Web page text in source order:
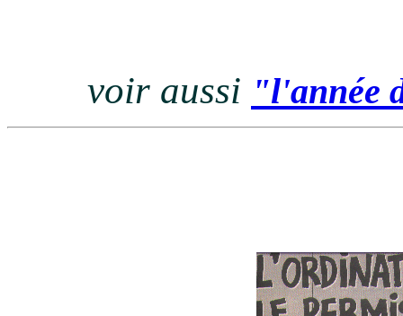
voir aussi "l'année